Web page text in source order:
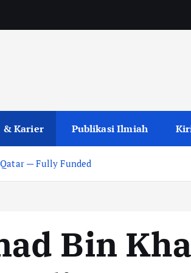
& Karier Publikasi Ilmiah
— Fully Funded
Bin